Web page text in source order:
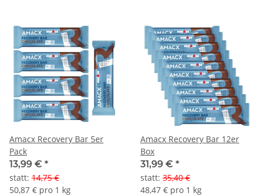
Amacx Recovery Bar 5er
Pack
13,99 € *
statt: 14,75 €
50,87 € pro 1 kg
Amacx Recovery Bar 12er
Box
31,99 € *
statt: 35,40 €
48,47 € pro 1 kg